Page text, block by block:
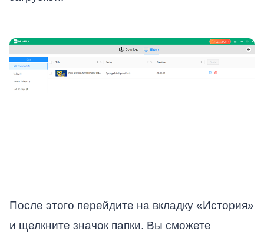
После этого перейдите на вкладку «История»
и щелкните значок папки. Вы сможете